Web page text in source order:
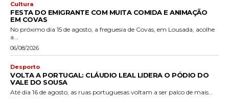
Cultura
FESTA DO EMIGRANTE COM MUITA COMIDA E ANIMAÇÃO
EM COVAS
No próximo dia 15 de agosto, a freguesia de Covas, em Lousada, acolhe
a...
06/08/2026
Desporto
VOLTA A PORTUGAL: CLÁUDIO LEAL LIDERA O PÓDIO DO
VALE DO SOUSA
Até dia 16 de agosto, as ruas portuguesas voltam a ser palco de mais...